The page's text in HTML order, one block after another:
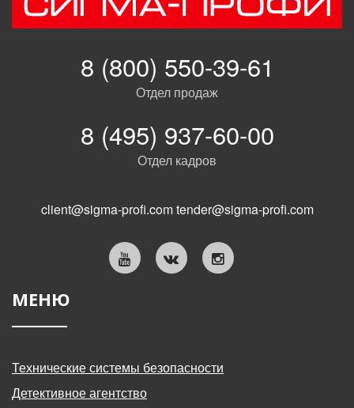
8 (800) 550-39-61
Отдел продаж
8 (495) 937-60-00
Отдел кадров
client@sigma-profi.comtender@sigma-profi.com
МЕНЮ
Технические системы безопасности
Детективное агентство